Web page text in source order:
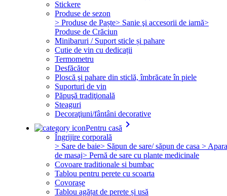
Stickere
Produse de sezon
> Produse de Paște> Sanie şi accesorii de iarnă>
Produse de Crăciun
Minibaruri / Suport sticle și pahare
Cutie de vin cu dedicații
Termometru
Desfăcător
Ploscă şi pahare din sticlă, îmbrăcate în piele
Suporturi de vin
Păpuşă tradiţională
Steaguri
Decoraţiuni/fântâni decorative
Pentru casă keyboard_arrow_right
Îngrijire corporală
> Sare de baie> Săpun de sare/ săpun de casa >
de masaj> Pernă de sare cu plante medicinale
Covoare traditionale si bumbac
Tablou pentru perete cu scoarta
Covorașe
Tablou agățat de perete și usă